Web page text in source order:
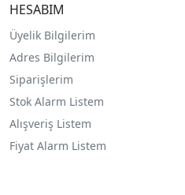
HESABIM
Üyelik Bilgilerim
Adres Bilgilerim
Siparişlerim
Stok Alarm Listem
Alışveriş Listem
Fiyat Alarm Listem